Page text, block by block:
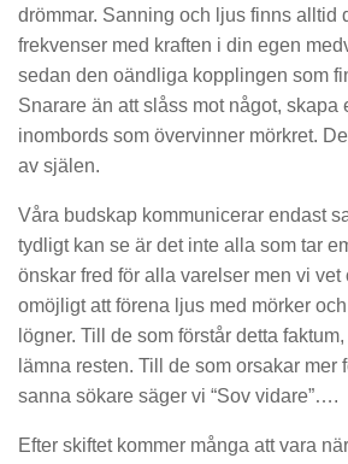
drömmar. Sanning och ljus finns alltid
frekvenser med kraften i din egen
sedan den oändliga kopplingen som
Snarare än att slåss mot något, skapa
inombords som övervinner mörkret.
av själen.
Våra budskap kommunicerar endast
tydligt kan se är det inte alla som tar
önskar fred för alla varelser men vi vet
omöjligt att förena ljus med mörker
lögner. Till de som förstår detta
lämna resten. Till de som orsakar mer
sanna sökare säger vi “Sov vidare”….
Efter skiftet kommer många att vara